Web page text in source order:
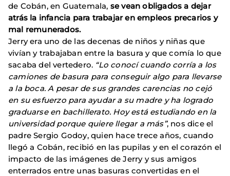
de Cobán, en Guatemala, se vean obligados a dejar
atrás la infancia para trabajar en empleos precarios y
mal remunerados.
Jerry era uno de las decenas de niños y niñas que
vivían y trabajaban entre la basura y que comía lo que
sacaba del vertedero. “Lo conocí cuando corría a los
camiones de basura para conseguir algo para llevarse
a la boca. A pesar de sus grandes carencias no cejó
en su esfuerzo para ayudar a su madre y ha logrado
graduarse en bachillerato. Hoy está estudiando en la
universidad porque quiere llegar a más”, nos dice el
padre Sergio Godoy, quien hace trece años, cuando
llegó a Cobán, recibió en las pupilas y en el corazón el
impacto de las imágenes de Jerry y sus amigos
enterrados entre unas basuras convertidas en el